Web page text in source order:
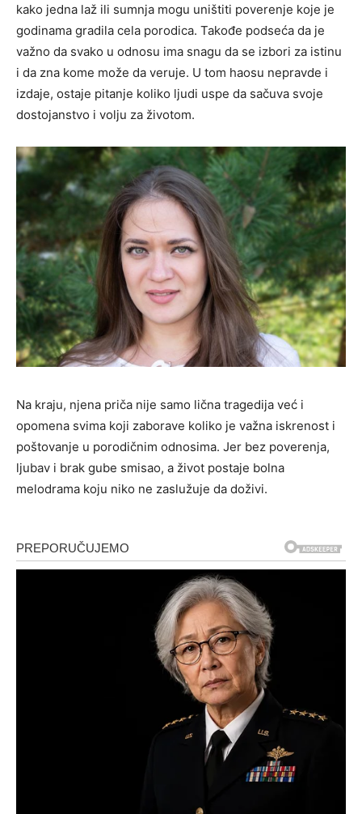
kako jedna laž ili sumnja mogu uništiti poverenje koje je
godinama gradila cela porodica. Takođe podseća da je
važno da svako u odnosu ima snagu da se izbori za istinu
i da zna kome može da veruje. U tom haosu nepravde i
izdaje, ostaje pitanje koliko ljudi uspe da sačuva svoje
dostojanstvo i volju za životom.
Na kraju, njena priča nije samo lična tragedija već i
opomena svima koji zaborave koliko je važna iskrenost i
poštovanje u porodičnim odnosima. Jer bez poverenja,
ljubav i brak gube smisao, a život postaje bolna
melodrama koju niko ne zaslužuje da doživi.